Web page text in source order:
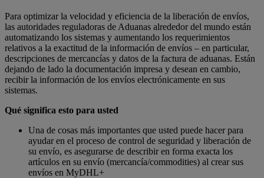
Para optimizar la velocidad y eficiencia de la liberación de envíos,
las autoridades reguladoras de Aduanas alrededor del mundo están
automatizando los sistemas y aumentando los requerimientos
relativos a la exactitud de la información de envíos – en particular,
descripciones de mercancías y datos de la factura de aduanas. Están
dejando de lado la documentación impresa y desean en cambio,
recibir la información de los envíos electrónicamente en sus
sistemas.
Qué significa esto para usted
Una de cosas más importantes que usted puede hacer para
ayudar en el proceso de control de seguridad y liberación de
su envío, es asegurarse de describir en forma exacta los
artículos en su envío (mercancía/commodities) al crear sus
envíos en MyDHL+